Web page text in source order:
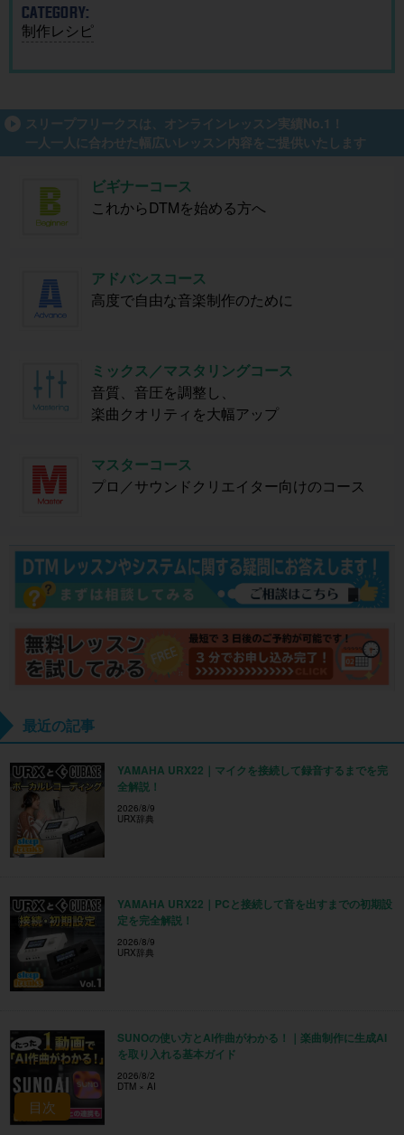
目次
CATEGORY:
制作レシピ
スリープフリークスは、オンラインレッスン実績No.1！
一人一人に合わせた幅広いレッスン内容をご提供いたします
ビギナーコース
これからDTMを始める方へ
アドバンスコース
高度で自由な音楽制作のために
ミックス／マスタリングコース
音質、音圧を調整し、
楽曲クオリティを大幅アップ
マスターコース
プロ／サウンドクリエイター向けのコース
最近の記事
YAMAHA URX22｜マイクを接続して録音するまでを完
全解説！
2026/8/9
URX辞典
YAMAHA URX22｜PCと接続して音を出すまでの初期設
定を完全解説！
2026/8/9
URX辞典
SUNOの使い方とAI作曲がわかる！｜楽曲制作に生成AI
を取り入れる基本ガイド
2026/8/2
DTM × AI